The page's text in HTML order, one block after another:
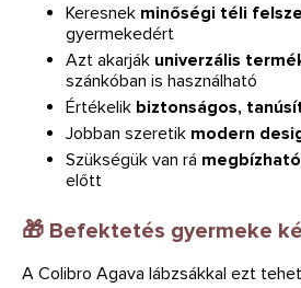
Keresnek minőségi téli
gyermekedért
Azt akarják univerzális
szánkóban is használható
Értékelik biztonságos,
Jobban szeretik modern
Szükségük van rá
előtt
🎁 Befektetés gyermeke
A Colibro Agava lábzsákkal ezt